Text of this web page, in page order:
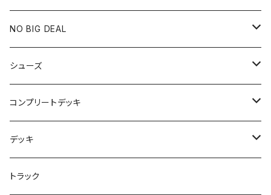
膝や腰が痛い
NO BIG DEAL
NBD CUSTOMIZED
USED ITEM
Tシャツ
パンツ
シューズ
キッズシューズ
NIKE SB ORANGE LABEL/ISO
NIKE SB ISHOD2
コンプリートデッキ
HI5のパーツセット
エントリーモデルコンプリート
デッキ
7インチ
トラック